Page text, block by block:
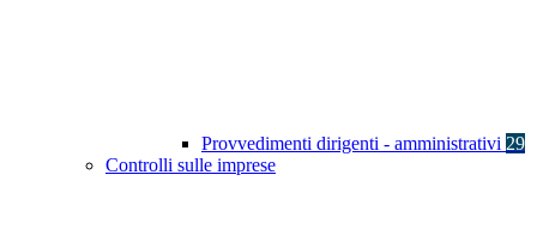
Provvedimenti dirigenti - amministrativi 29
Controlli sulle imprese